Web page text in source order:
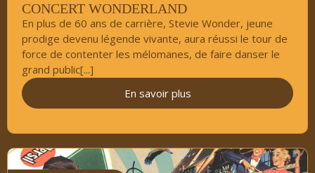
CONCERT WONDERLAND
En plus de 60 ans de carrière, Stevie Wonder, jeune
prodige devenu légende vivante, aura réussi le tour de
force de contenter les mélomanes, de faire danser le
grand public[...]
En savoir plus